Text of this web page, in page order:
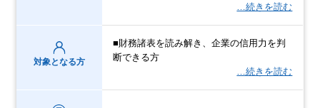
…続きを読む
対象となる方
■財務諸表を読み解き、企業の信用力を判
断できる方
…続きを読む